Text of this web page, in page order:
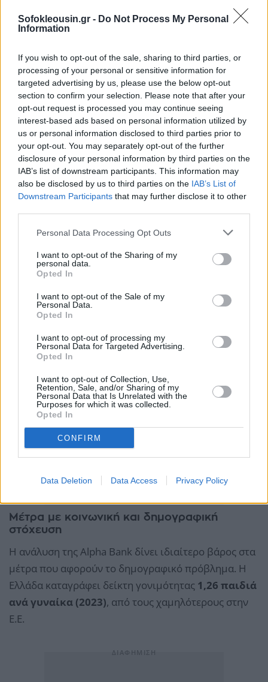
Sofokleousin.gr - Do Not Process My Personal
Information
If you wish to opt-out of the sale, sharing to third parties, or
processing of your personal or sensitive information for
targeted advertising by us, please use the below opt-out
section to confirm your selection. Please note that after your
opt-out request is processed you may continue seeing
interest-based ads based on personal information utilized by
us or personal information disclosed to third parties prior to
your opt-out. You may separately opt-out of the further
disclosure of your personal information by third parties on the
IAB’s list of downstream participants. This information may
also be disclosed by us to third parties on the IAB’s List of
Downstream Participants that may further disclose it to other
Personal Data Processing Opt Outs
I want to opt-out of the Sharing of my
personal data.
Opted In
I want to opt-out of the Sale of my
Personal Data.
Opted In
I want to opt-out of processing my
Personal Data for Targeted Advertising.
Opted In
I want to opt-out of Collection, Use,
Retention, Sale, and/or Sharing of my
Personal Data that Is Unrelated with the
Purposes for which it was collected.
Opted In
CONFIRM
Data Deletion Data Access Privacy Policy
υπολογίζει ότι η μείωση του μη μισθολογικού
κόστους και τα κίνητρα για νέους θα μπορούσαν
να οδηγήσουν στη δημιουργία έως και 25.000
νέων θέσεων εργασίας σε ορίζοντα διετίας.
Μέτρα με κοινωνική και δημογραφική
στόχευση
Η ανάλυση της Alpha Bank δίνει ιδιαίτερο βάρος στα
μέτρα που αφορούν το δημογραφικό πρόβλημα. Η
Ελλάδα καταγράφει δείκτη γονιμότητας 1,26 παιδιά
ανά γυναίκα (2023), από τους χαμηλότερους στην
Ε.Ε.